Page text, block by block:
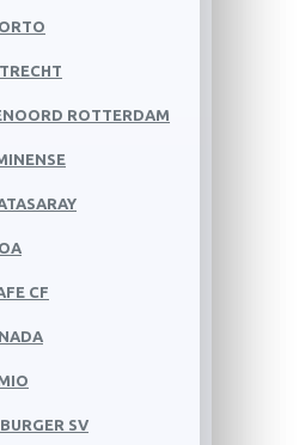
ROTTERDAM
CF
SV